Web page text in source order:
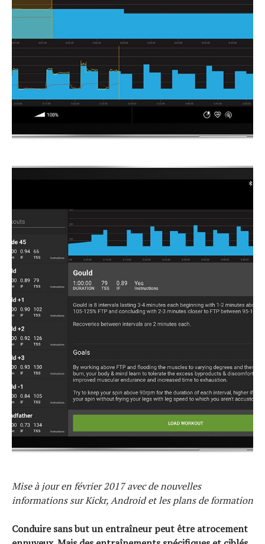
Mise à jour en février 2017 avec de nouvelles
informations sur Kickr, Android et les plans de formation
Conduire sans but un entraîneur peut être atrocement